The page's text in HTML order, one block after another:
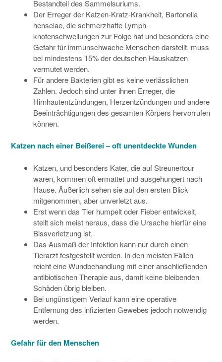
Bestandteil des Sammelsuriums.
Der Erreger der Katzen-Kratz-Krankheit, Bartonella
henselae, die schmerzhafte Lymph­
knotenschwellungen zur Folge hat und besonders eine
Gefahr für immunschwache Menschen darstellt, muss
bei mindestens 15% der deutschen Hauskatzen
vermutet werden.
Für andere Bak­terien gibt es keine verlässlichen
Zahlen. Jedoch sind unter ihnen Erreger, die
Hirnhautentzündungen, Herzentzündungen und andere
Beeinträchtigungen des gesamten Körpers hervorrufen
können.
Katzen nach einer Beißerei – oft unentdeckte Wunden
Katzen, und besonders Kater, die auf Streunertour
waren, kommen oft ermattet und ausgehungert nach
Hause. Äußerlich sehen sie auf den ersten Blick
mitgenommen, aber unverletzt aus.
Erst wenn das Tier humpelt oder Fieber entwickelt,
stellt sich meist heraus, dass die Ursache hierfür eine
Biss­verletzung ist.
Das Ausmaß der Infektion kann nur durch einen
Tierarzt festgestellt werden. In den meisten Fällen
reicht eine Wundbehandlung mit einer anschließenden
antibiotischen Therapie aus, damit keine bleibenden
Schäden übrig bleiben.
Bei ungünstigem Verlauf kann eine operative
Entfernung des infizierten Gewebes jedoch notwendig
werden.
Gefahr für den Menschen